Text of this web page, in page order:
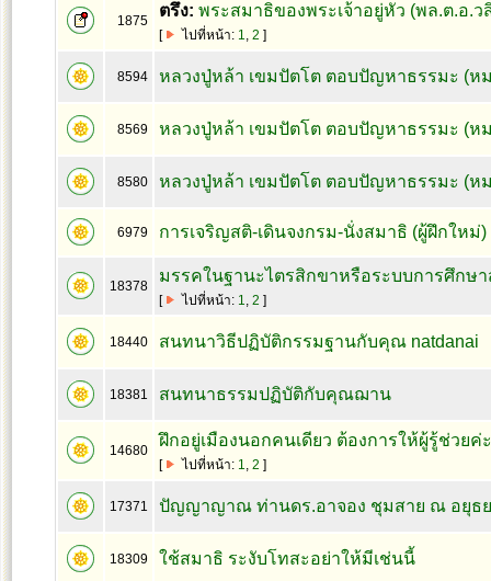
1875
ตรึง: พระสมาธิของพระเจ้าอยู่หัว (พล.ต.อ.
[ ไปที่หน้า: 1, 2 ]
8594 หลวงปู่หล้า เขมปัตโต ตอบปัญหาธรรมะ (ห
8569 หลวงปู่หล้า เขมปัตโต ตอบปัญหาธรรมะ (ห
8580 หลวงปู่หล้า เขมปัตโต ตอบปัญหาธรรมะ (ห
6979 การเจริญสติ-เดินจงกรม-นั่งสมาธิ (ผู้ฝึกใหม่
18378
มรรคในฐานะไตรสิกขาหรือระบบการศึกษ
[ ไปที่หน้า: 1, 2 ]
18440 สนทนาวิธีปฏิบัติกรรมฐานกับคุณ natdanai
18381 สนทนาธรรมปฏิบัติกับคุณฌาน
14680
ฝึกอยู่เมืองนอกคนเดียว ต้องการให้ผู้รู้ช่วยค่ะ
[ ไปที่หน้า: 1, 2 ]
17371 ปัญญาญาณ ท่านดร.อาจอง ชุมสาย ณ อยุธ
18309 ใช้สมาธิ ระงับโทสะอย่าให้มีเช่นนี้